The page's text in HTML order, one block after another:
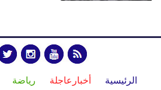
الرئيسية أخبارعاجلة رياضة